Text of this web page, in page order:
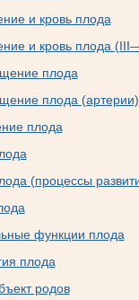
и кровь плода
и кровь плода
плода
плода (артерии)
плода
(процессы
функции плода
плода
родов